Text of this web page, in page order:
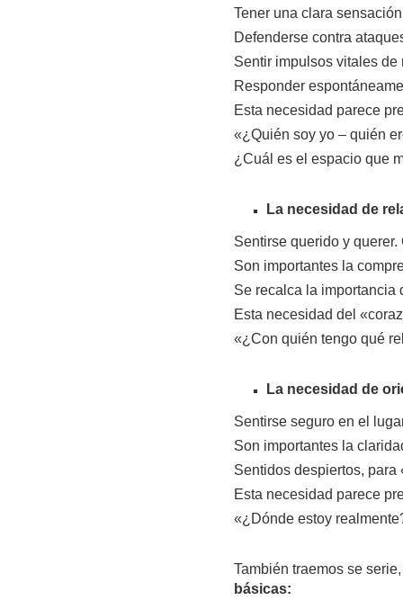
Tener una clara
Defenderse contra
Sentir impulsos vitales
Responder
Esta necesidad parece
«¿Quién soy yo – quién
¿Cuál es el espacio que
La necesidad de
Sentirse querido y
Son importantes la
Se recalca la importancia
Esta necesidad del
«¿Con quién tengo qué
La necesidad de
Sentirse seguro en el
Son importantes la
Sentidos despiertos, para
Esta necesidad parece
«¿Dónde estoy
También traemos se
básicas: